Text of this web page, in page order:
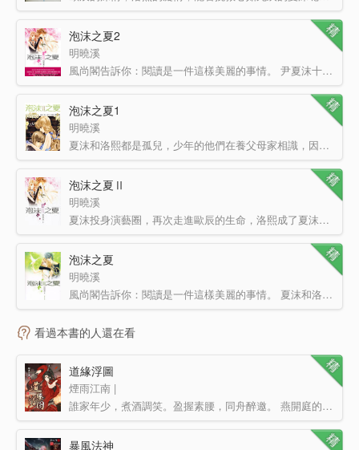
泡沫之夏2
明曉溪
風尚閣告訴你：閱讀是一件這樣美麗的事情。 尹夏沫十一歲，歐辰十四歲。他對她說：“你是我的。” 尹…
泡沫之夏1
明曉溪
夏沫和洛熙都是孤兒，少年的他們在養父母家相識，因為童年留在內心的陰影，他們彼此充滿戒備和防范。洛熙在…
泡沫之夏Ⅱ
明曉溪
夏沫投身演藝圈，再次走進歐辰的生命，洛熙成了夏沫的男友，當失憶的少爺慢慢回想起曾經的纏綿，當耀眼的洛…
泡沫之夏
明曉溪
風尚閣告訴你：閱讀是一件這樣美麗的事情。 夏沫和洛熙都是孤兒，少年的他們在養父母家相識，因為童年留…
看過本書的人還在看
道緣浮圖
煙雨江南 |
誰家年少，煮酒調笑。盈握素腰，同舟醉邀。 燕開庭的紈绔日子本來過得舒舒服服，走馬章臺，傾倒渭水，…
暴風法神